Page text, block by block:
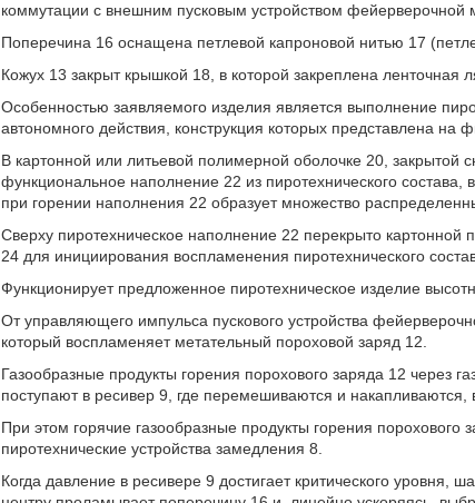
коммутации с внешним пусковым устройством фейерверочной
Поперечина 16 оснащена петлевой капроновой нитью 17
Кожух 13 закрыт крышкой 18, в которой закреплена ленточная
Особенностью заявляемого изделия является выполнение
автономного действия, конструкция которых представлена на
В картонной или литьевой полимерной оболочке 20,
функциональное наполнение 22 из пиротехнического
при горении наполнения 22 образует множество
Сверху пиротехническое наполнение 22 перекрыто картонной
24 для инициирования воспламенения пиротехнического
Функционирует предложенное пиротехническое изделие
От управляющего импульса пускового устройства
который воспламеняет метательный пороховой заряд 12.
Газообразные продукты горения порохового заряда 12 через
поступают в ресивер 9, где перемешиваются и накапливаются,
При этом горячие газообразные продукты горения
пиротехнические устройства замедления 8.
Когда давление в ресивере 9 достигает критического